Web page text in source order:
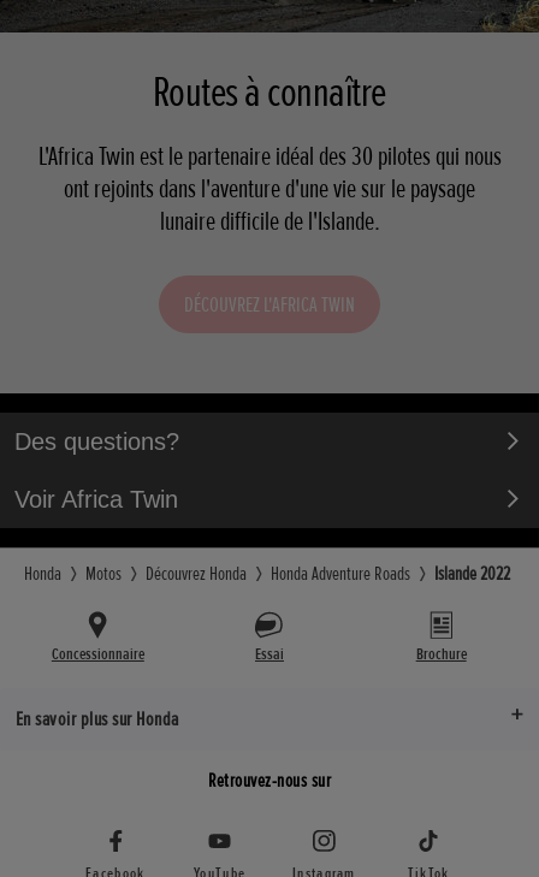
Routes à connaître
L'Africa Twin est le partenaire idéal des 30 pilotes qui nous
ont rejoints dans l'aventure d'une vie sur le paysage
lunaire difficile de l'Islande.
DÉCOUVREZ L'AFRICA TWIN
Des questions?
Voir Africa Twin
Honda Motos Découvrez Honda Honda Adventure Roads Islande 2022
Concessionnaire Essai Brochure
En savoir plus sur Honda
Retrouvez-nous sur